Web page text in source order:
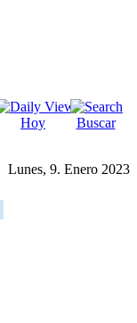
Hoy Buscar
Lunes, 9. Enero 2023